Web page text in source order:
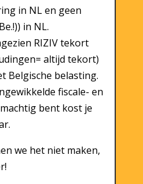
in NL en geen
in NL.
RIZIV tekort
altijd tekort)
Belgische belasting.
fiscale- en
bent kost je
we het niet maken,